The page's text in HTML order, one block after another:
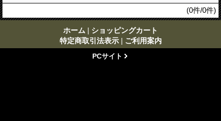
(0件/0件)
ホーム | ショッピングカート
特定商取引法表示 | ご利用案内
PCサイト